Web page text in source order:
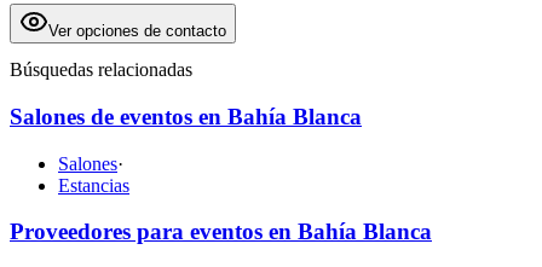
Ver opciones de contacto
Búsquedas relacionadas
Salones de eventos en Bahía Blanca
Salones·
Estancias
Proveedores para eventos en Bahía Blanca